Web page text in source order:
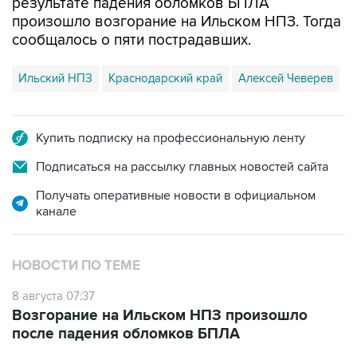
произошло возгорание на Ильском НПЗ. Тогда
сообщалось о пяти пострадавших.
Ильский НПЗ Краснодарский край Алексей Чеверев
Купить подписку на профессиональную ленту
Подписаться на рассылку главных новостей сайта
Получать оперативные новости в официальном
канале
НОВОСТИ ПО ТЕМЕ
8 августа 07:37
Возгорание на Ильском НПЗ произошло
после падения обломков БПЛА